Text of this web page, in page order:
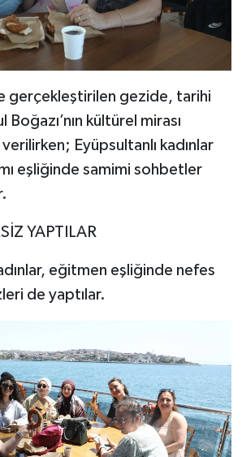
gerçekleştirilen gezide, tarihi
Boğazı’nın kültürel mirası
Eyüpsultanlı kadınlar
eşliğinde samimi sohbetler
YAPTILAR
eğitmen eşliğinde nefes
de yaptılar.